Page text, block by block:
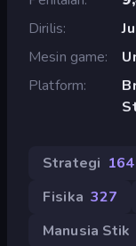
Dirilis
Mesin game
Platform
Strategi 164
Fisika 327
Manusia Stik